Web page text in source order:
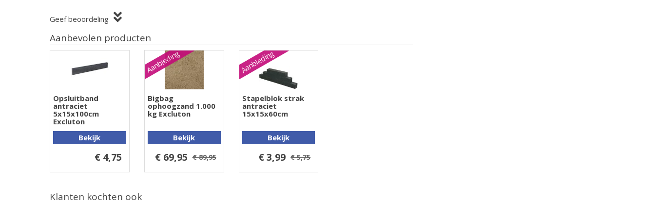
Geef beoordeling
Aanbevolen producten
Opsluitband
antraciet
5x15x100cm
Excluton
Bekijk
€ 4,75
Aanbieding
Bigbag
ophoogzand 1.000
kg Excluton
Bekijk
€ 69,95 € 89,95
Aanbieding
Stapelblok strak
antraciet
15x15x60cm
Bekijk
€ 3,99 € 5,75
Klanten kochten ook